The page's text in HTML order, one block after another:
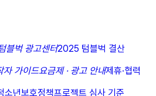
블벅 광고센터2025 텀블벅 결산
자 가이드요금제 · 광고 안내제휴·협력
소년보호정책프로젝트 심사 기준